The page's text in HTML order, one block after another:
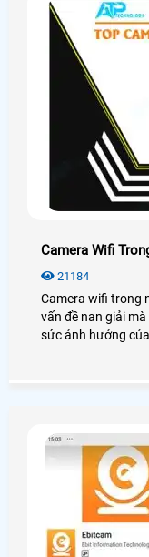
Camera Wifi
21184
Camera wifi trong
vấn đề nan giải mà
sức ảnh hưởng